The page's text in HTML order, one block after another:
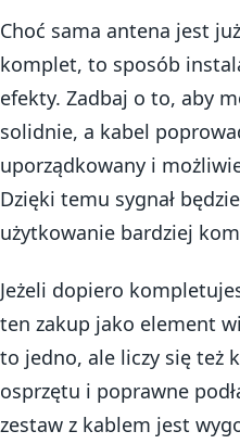
Choć sama antena jest
komplet, to sposób
efekty. Zadbaj o to, aby
solidnie, a kabel
uporządkowany i
Dzięki temu sygnał
użytkowanie bardziej
Jeżeli dopiero
ten zakup jako element
to jedno, ale liczy się też
osprzętu i poprawne
zestaw z kablem jest